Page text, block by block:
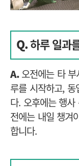
Q.하루 일과
A. 오전에는 타
루를 시작하고, 동
다. 오후에는 행사
전에는 내일 챙겨
합니다.